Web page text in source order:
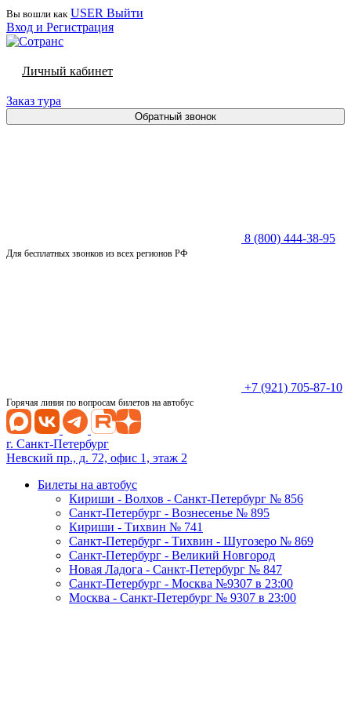
Вы вошли как USER Выйти
Вход и Регистрация
Личный кабинет
Заказ тура
Обратный звонок
8 (800) 444-38-95
Для бесплатных звонков из всех регионов РФ
+7 (921) 705-87-10
Горячая линия по вопросам билетов на автобус
г. Санкт-Петербург
Невский пр., д. 72, офис 1, этаж 2
Билеты на автобус
Кириши - Волхов - Санкт-Петербург № 856
Санкт-Петербург - Вознесенье № 895
Кириши - Тихвин № 741
Санкт-Петербург - Тихвин - Шугозеро № 869
Санкт-Петербург - Великий Новгород
Новая Ладога - Санкт-Петербург № 847
Санкт-Петербург - Москва №9307 в 23:00
Москва - Санкт-Петербург № 9307 в 23:00